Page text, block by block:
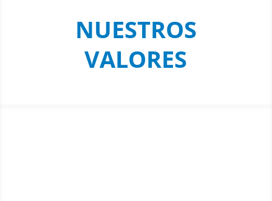
NUESTROS
VALORES